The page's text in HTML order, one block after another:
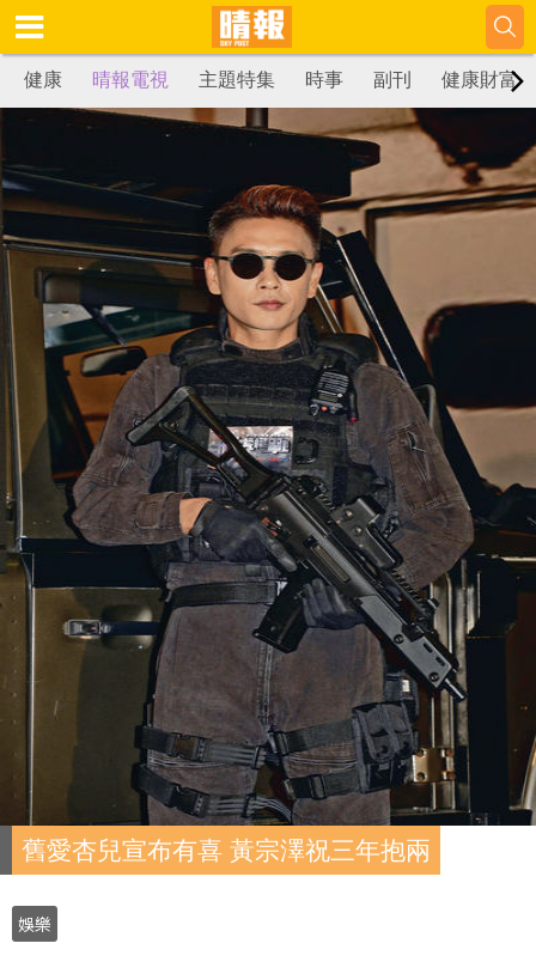
健康 晴報電視 主題特集 時事 副刊 健康財富
舊愛杏兒宣布有喜 黃宗澤祝三年抱兩
娛樂